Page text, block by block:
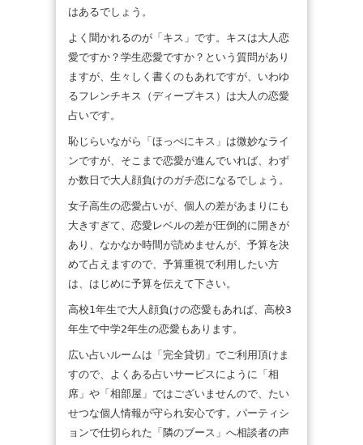
はあるでしょう。
よく聞かれるのが「キス」です。キスは大人恋
愛ですか？学生恋愛ですか？という質問があり
ますが、生々しく書くのもあれですが、いわゆ
るフレンチキス（ディープキス）は大人の恋愛
占いです。
恥じらいながら「ほっぺにキス」は微妙なライ
ンですが、そこまで恋愛が進んでいれば、わず
か数日で大人顔負けのガチ恋になるでしょう。
女子高生の恋愛占いが、個人の差があまりにも
大きすぎて、恋愛レベルの差が圧倒的に開きが
あり、なかなか時間が読めませんが、予算を決
めて占えますので、予算重視で利用したい方
は、はじめに予算を伝えて下さい。
高校1年生で大人顔負けの恋愛もあれば、高校3
年生で中学2年生の恋愛もあります。
広い占いルームは「完全貸切」でご利用頂けま
すので、よくある占いサービスにように「相
席」や「相部屋」ではございませんので、たい
せつな個人情報が守られ安心です。パーティシ
ョンで仕切られた「隣のブース」へ相談者の声